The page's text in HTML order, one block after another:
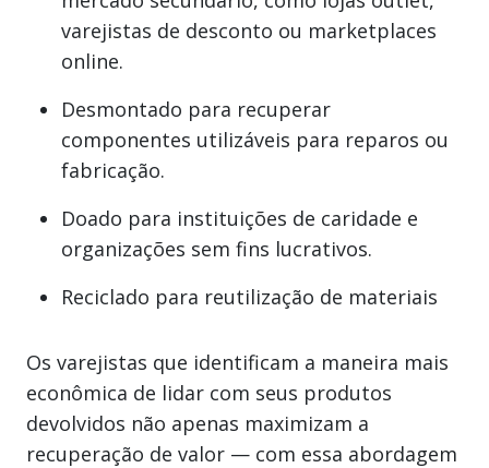
varejistas de desconto ou marketplaces
online.
Desmontado para recuperar
componentes utilizáveis para reparos ou
fabricação.
Doado para instituições de caridade e
organizações sem fins lucrativos.
Reciclado para reutilização de materiais
Os varejistas que identificam a maneira mais
econômica de lidar com seus produtos
devolvidos não apenas maximizam a
recuperação de valor — com essa abordagem